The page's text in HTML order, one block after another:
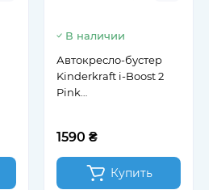
В наличии
Автокресло-бустер
Kinderkraft i-Boost 2
Pink
1590 ₴
Купить